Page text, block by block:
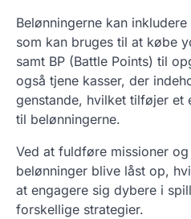
Belønningerne kan
som kan bruges til at købe
samt BP (Battle Points) til
også tjene kasser, der
genstande, hvilket tilføjer et
til belønningerne.
Ved at fuldføre missioner
belønninger blive låst op,
at engagere sig dybere i
forskellige strategier.